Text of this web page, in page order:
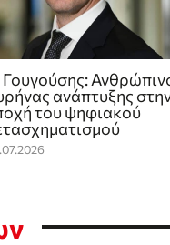
Γουγούσης:
ανάπτυξης
του ψηφιακού